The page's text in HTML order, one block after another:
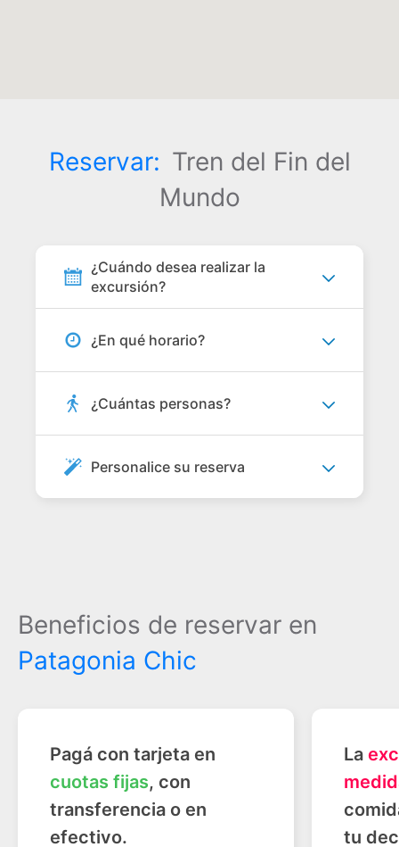
Reservar: Tren del Fin del
Mundo
¿Cuándo desea realizar la
excursión?
¿En qué horario?
¿Cuántas personas?
Personalice su reserva
Beneficios de reservar en
Patagonia Chic
Pagá con tarjeta en
cuotas fijas, con
transferencia o en
efectivo.
La
tu